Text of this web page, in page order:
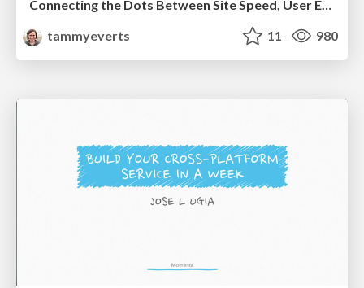
Connecting the Dots Between Site Speed, User Experience & Your Business [WebExpo 2025]
tammyeverts
11 980